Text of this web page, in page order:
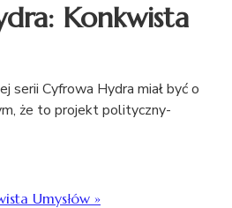
Konkwista
serii Cyfrowa Hydra miał być o
że to projekt polityczny-
Umysłów »